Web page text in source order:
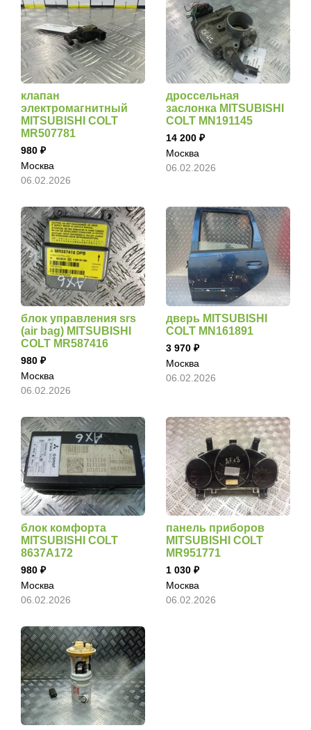
клапан
электромагнитный
MITSUBISHI COLT
MR507781
980
Москва
06.02.2026
дроссельная
заслонка MITSUBISHI
COLT MN191145
14 200
Москва
06.02.2026
блок управления srs
(air bag) MITSUBISHI
COLT MR587416
980
Москва
06.02.2026
дверь MITSUBISHI
COLT MN161891
3 970
Москва
06.02.2026
блок комфорта
MITSUBISHI COLT
8637A172
980
Москва
06.02.2026
панель приборов
MITSUBISHI COLT
MR951771
1 030
Москва
06.02.2026